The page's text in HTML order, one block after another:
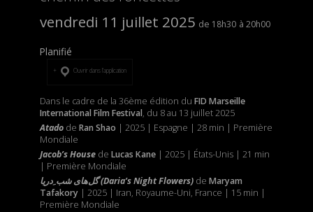
vendredi 11 juillet 2025
18h30 20h00
Planifié
Ouvrir dans l’application
Dans le cadre de la 36ème édition du FID Marseille
International Film Festival, du 8 au 13 juillet 2025
Atadode Ran Shao | 2025 | Espagne | 28 min | Première
Mondiale
Jacob’s Housede Lucas Kane| 2025 | États-Unis | 21 min
| Première Mondiale
گل‌های شب ِدریا (Daria’s Night Flowers)de Maryam
Tafakory| 2025 | Iran, Royaume-Uni, France | 15 min |
Première Mondiale